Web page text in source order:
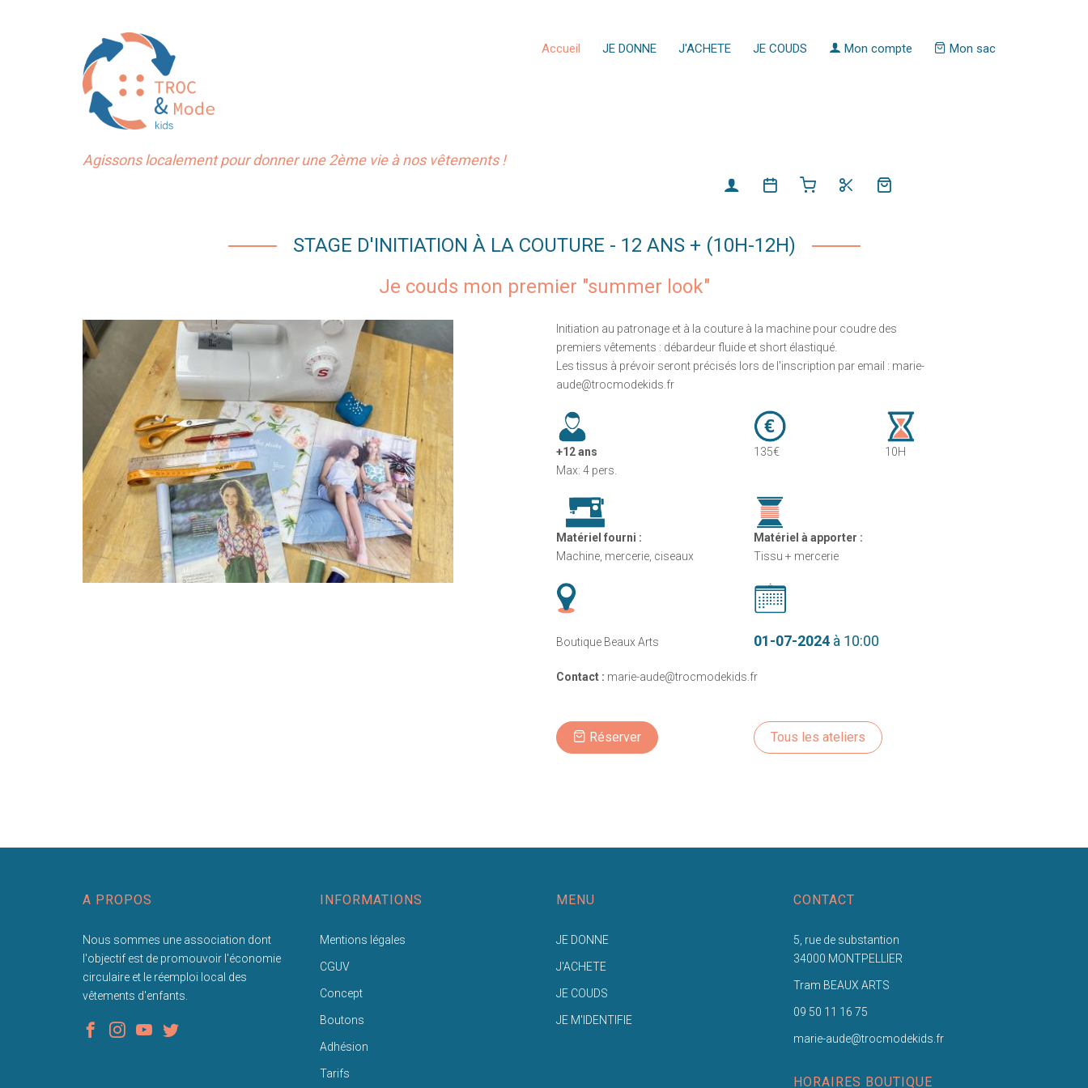
Accueil JE DONNE J'ACHETE JE COUDS Mon compte Mon sac
Agissons localement pour donner une 2ème vie à nos vêtements !
STAGE D'INITIATION À LA COUTURE - 12 ANS + (10H-12H)
Je couds mon premier "summer look"
Initiation au patronage et à la couture à la machine pour coudre des
premiers vêtements : débardeur fluide et short élastiqué.
Les tissus à prévoir seront précisés lors de l'inscription par email : marie-
aude@trocmodekids.fr
+12 ans
Max: 4 pers.
135€ 10H
Matériel fourni :
Machine, mercerie, ciseaux
Matériel à apporter :
Tissu + mercerie
Boutique Beaux Arts 01-07-2024à 10:00
Contact : marie-aude@trocmodekids.fr
Réserver Tous les ateliers
A PROPOS
Nous sommes une association dont
l'objectif est de promouvoir l'économie
circulaire et le réemploi local des
vêtements d'enfants.
INFORMATIONS
Mentions légales
CGUV
Concept
Boutons
Adhésion
Tarifs
MENU
JE DONNE
J'ACHETE
JE COUDS
JE M'IDENTIFIE
CONTACT
5, rue de substantion
34000 MONTPELLIER
Tram BEAUX ARTS
09 50 11 16 75
marie-aude@trocmodekids.fr
HORAIRES BOUTIQUE